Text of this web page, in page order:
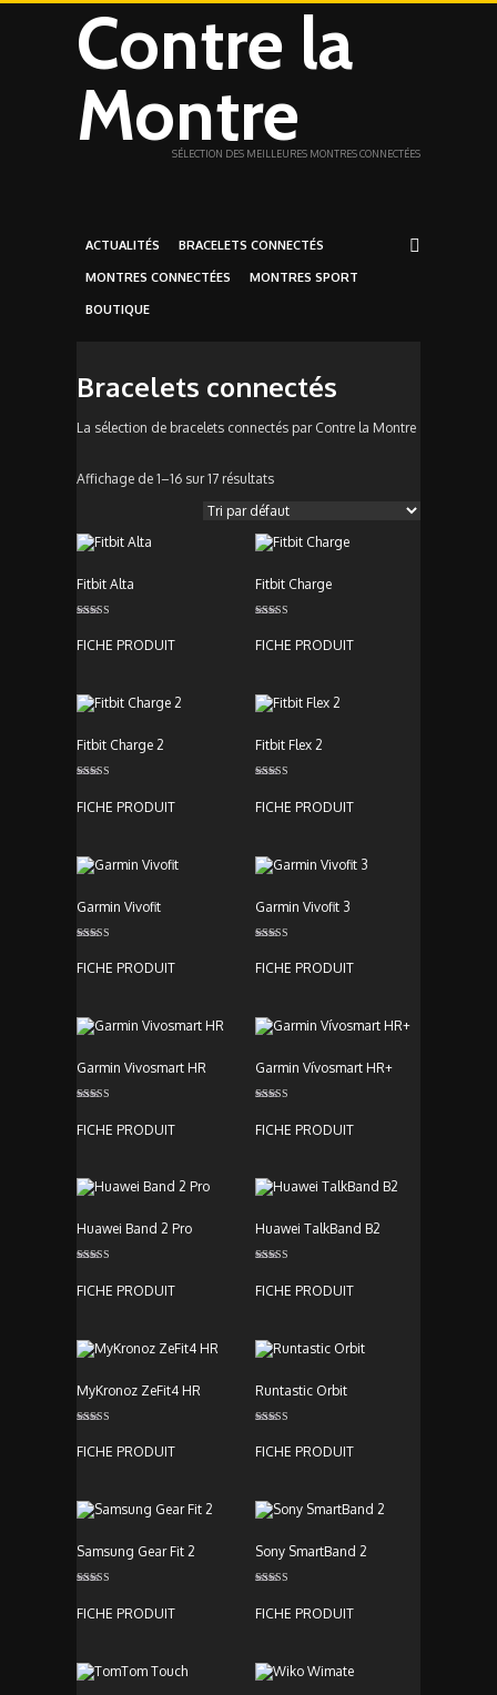
Contre la
Montre
SÉLECTION DES MEILLEURES MONTRES CONNECTÉES
ACTUALITÉS BRACELETS CONNECTÉS
MONTRES CONNECTÉES MONTRES SPORT
BOUTIQUE
Bracelets connectés
La sélection de bracelets connectés par Contre la Montre
Affichage de 1–16 sur 17 résultats
Fitbit Alta
4.00
sur 5
FICHE PRODUIT
Fitbit Charge
4.00
sur 5
FICHE PRODUIT
Fitbit Charge 2
sur 5
FICHE PRODUIT
Fitbit Flex 2
sur 5
FICHE PRODUIT
Garmin Vivofit
sur 5
FICHE PRODUIT
Garmin Vivofit 3
sur 5
FICHE PRODUIT
Garmin Vivosmart HR
sur 5
FICHE PRODUIT
Garmin Vívosmart HR+
sur 5
FICHE PRODUIT
Huawei Band 2 Pro
sur 5
FICHE PRODUIT
Huawei TalkBand B2
sur 5
FICHE PRODUIT
MyKronoz ZeFit4 HR
4.00
sur 5
FICHE PRODUIT
Runtastic Orbit
3.00
sur 5
FICHE PRODUIT
Samsung Gear Fit 2
sur 5
FICHE PRODUIT
Sony SmartBand 2
sur 5
FICHE PRODUIT